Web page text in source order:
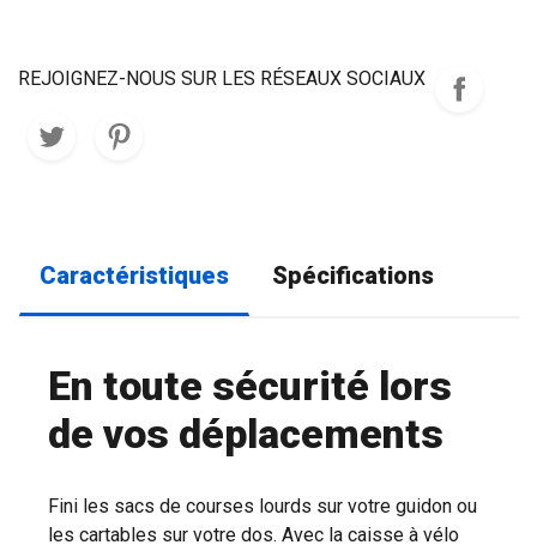
REJOIGNEZ-NOUS SUR LES RÉSEAUX SOCIAUX
Caractéristiques Spécifications
En toute sécurité lors
de vos déplacements
Fini les sacs de courses lourds sur votre guidon ou
les cartables sur votre dos. Avec la caisse à vélo